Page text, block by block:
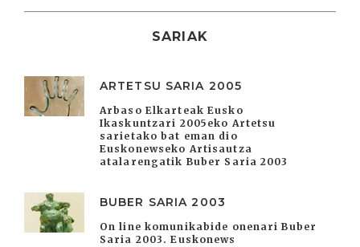
SARIAK
ARTETSU SARIA 2005
Arbaso Elkarteak Eusko
Ikaskuntzari 2005eko Artetsu
sarietako bat eman dio
Euskonewseko Artisautza
atalarengatik Buber Saria 2003
BUBER SARIA 2003
On line komunikabide onenari Buber
Saria 2003. Euskonews